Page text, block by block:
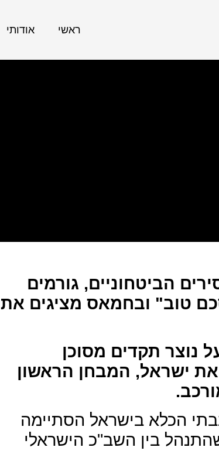
ראשי אודותי
הביטחוניים, גורמים
טוב" ובחמאס מציגים את
נוצר תקדים מסוכן
ישראל, המבחן הראשון
הכלא בישראל הסתיימה
שהתנהל בין השב"כ הישראלי